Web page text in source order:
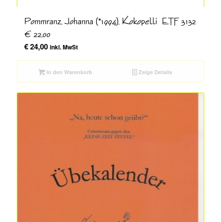
Pommranz, Johanna (*1994), Kokopelli ETF 3132
€ 22,00
€24,00 inkl. MwSt
In den Warenkorb Zeige Details